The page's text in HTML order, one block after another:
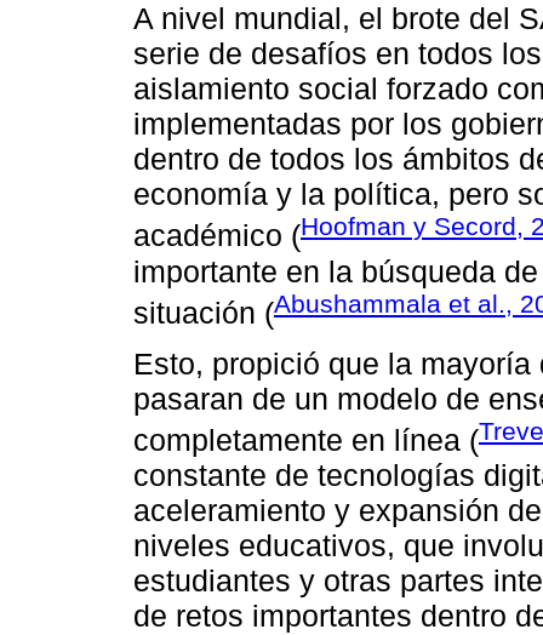
A nivel mundial, el brote del
serie de desafíos en todos
aislamiento social forzado
implementadas por los
dentro de todos los ámbitos
economía y la política, pero
académico (Hoofman y Secord,
importante en la búsqueda
situación (Abushammala et al.,
Esto, propició que la
pasaran de un modelo de
completamente en línea (
constante de tecnologías
aceleramiento y expansión
niveles educativos, que
estudiantes y otras partes
de retos importantes dentro